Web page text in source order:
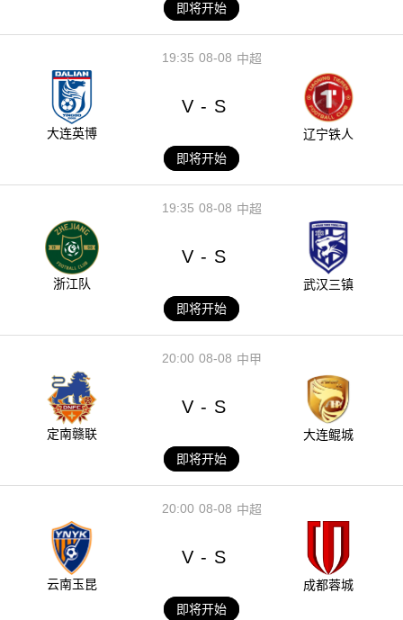
即将开始
08-08
19:35 中超
大连英博
V - S
辽宁铁人
即将开始
08-08
19:35 中超
浙江队
V - S
武汉三镇
即将开始
08-08
20:00 中甲
定南赣联
V - S
大连鲲城
即将开始
08-08
20:00 中超
云南玉昆
V - S
成都蓉城
即将开始